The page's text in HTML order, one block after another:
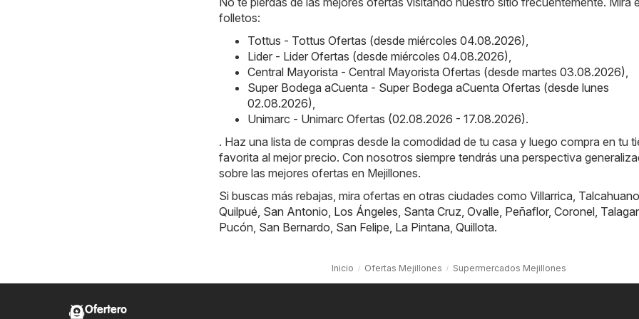
folletos:
Tottus - Tottus Ofertas (desde miércoles 04.08.2026)
Lider - Lider Ofertas (desde miércoles 04.08.2026)
Central Mayorista - Central Mayorista Ofertas (desde martes 03.08.2026)
Super Bodega aCuenta - Super Bodega aCuenta Ofertas (desde lunes
02.08.2026)
Unimarc - Unimarc Ofertas (02.08.2026 - 17.08.2026).
. Haz una lista de compras desde la comodidad de tu casa y luego compra en tu
favorita al mejor precio. Con nosotros siempre tendrás una perspectiva
sobre las mejores ofertas en Mejillones.
Si buscas más rebajas, mira ofertas en otras ciudades como Villarrica Talcahuano
Quilpué San Antonio Los Ángeles Santa Cruz Ovalle Peñaflor, Coronel
Pucón San Bernardo San Felipe La Pintana Quillota.
Inicio Ofertas Mejillones Supermercados Mejillones
Ofertero